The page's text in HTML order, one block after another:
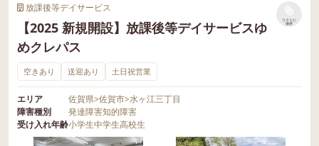
放課後等デイサービス
【2025 新規開設】放課後等デイサービスゆ
めクレパス
リストに
保存
空きあり 送迎あり 土日祝営業
エリア 佐賀県>佐賀市>水ヶ江三丁目
障害種別
発達障害知的障害
受け入れ年齢小学生中学生高校生